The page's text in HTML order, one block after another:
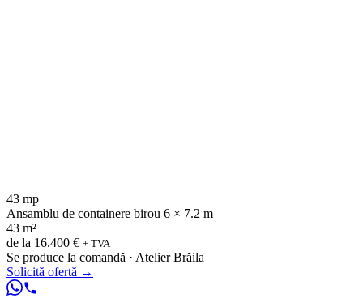
43 mp
Ansamblu de containere birou 6 × 7.2 m
43 m²
de la 16.400 € + TVA
Se produce la comandă · Atelier Brăila
Solicită ofertă →